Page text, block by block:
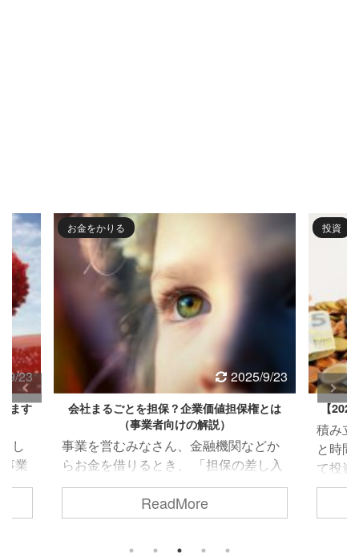
9/23
とは
か
入
いを
借り
投資
2025/9/15
【2025年9月】毎月3,000円の積み立て投資
積み立て投資が国策となってずいぶん
と時間が経ちました。 若者にも積み立
て投資は認知されており、投資が常識
となっている時代になりました。 私も
微々たるところですが始めたので、毎
月、報告していこうと思います。 リン
ク いくら積み立てるのか 「いくら積み
ReadMore
30代
どー
した
なか
かな